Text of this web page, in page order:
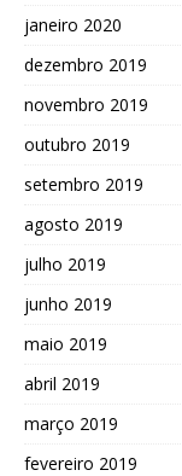
janeiro 2020
dezembro 2019
novembro 2019
outubro 2019
setembro 2019
agosto 2019
julho 2019
junho 2019
maio 2019
abril 2019
março 2019
fevereiro 2019